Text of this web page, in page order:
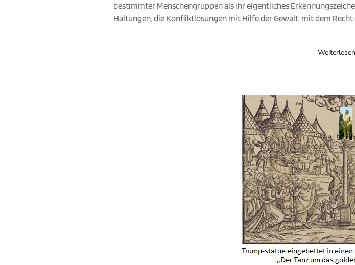
bestimmter Menschengruppen als ihr eigentliches
Haltungen, die Konfliktlösungen mit Hilfe der Gewalt, mit dem Recht
Weiterlesen